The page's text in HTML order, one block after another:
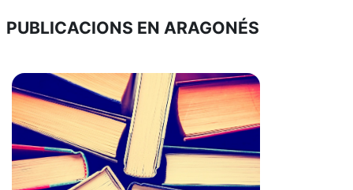
PUBLICACIONS EN ARAGONÉS
Perfilado de sección